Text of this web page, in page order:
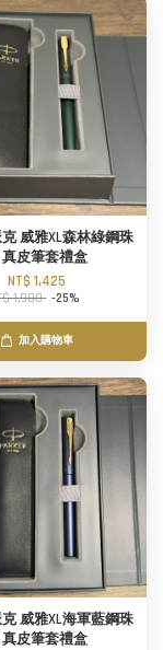
克 威雅XL森林綠鋼珠
皮筆套禮盒
NT$ 1,425
1,900 -25%
加入購物車
克 威雅XL海軍藍鋼珠
皮筆套禮盒